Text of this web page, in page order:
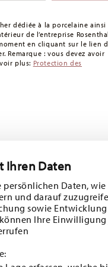
Ihren Daten
Daten, wie
und darauf
sowie
Ihre
pour les articles en
service de retour.
dédiée à la porcelaine ainsi
de l’entreprise Rosenthal
en cliquant sur le lien
Remarque : vous devez avoir
plus: Protection des
de 10%!
des